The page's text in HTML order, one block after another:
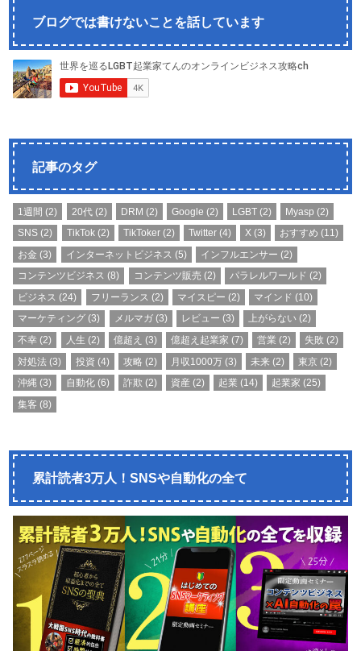
ブログでは書けないことを話しています
記事のタグ
1週間 (2) 20代 (2) DRM (2) Google (2) LGBT (2) Myasp (2)
SNS (2) TikTok(2) TikToker(2) Twitter (4) X (3) おすすめ (11)
お金 (3) インターネットビジネス (5) インフルエンサー (2)
コンテンツビジネス (8) コンテンツ販売 (2) パラレルワールド (2)
ビジネス (24) フリーランス (2) マイスピー (2) マインド (10)
マーケティング (3) メルマガ(3) レビュー (3) 上がらない (2)
不幸 (2) 人生 (2) 億超え (3) 億超え起業家 (7) 営業 (2) 失敗 (2)
対処法 (3) 投資 (4) 攻略 (2) 月収1000万 (3) 未来 (2) 東京 (2)
沖縄 (3) 自動化(6) 詐欺 (2) 資産 (2) 起業 (14) 起業家 (25)
集客 (8)
累計読者3万人！SNSや自動化の全て